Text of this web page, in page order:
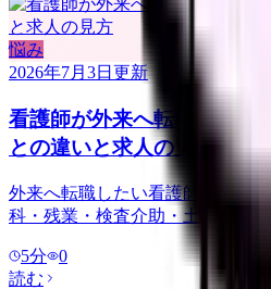
悩み
2026年7月3日 更新
看護師が外来へ転職する前
との違いと求人の見方
外来へ転職したい看護師さんへ
科・残業・検査介助・土曜勤務を
5分
0
読む